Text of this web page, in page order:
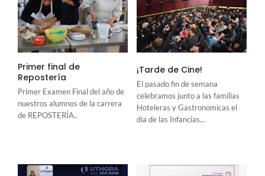
Primer final de
Repostería
Primer Examen Final del año de
nuestros alumnos de la carrera
de REPOSTERÍA..
¡Tarde de Cine!
El pasado fin de semana
celebramos junto a las familias
Hoteleras y Gastronomicas el
dia de las Infancias...